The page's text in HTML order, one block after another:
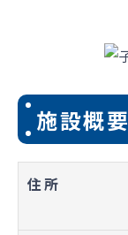
施設概要
住所